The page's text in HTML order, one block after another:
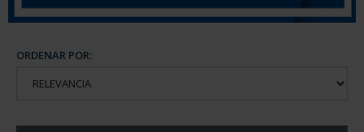
ORDENAR POR: